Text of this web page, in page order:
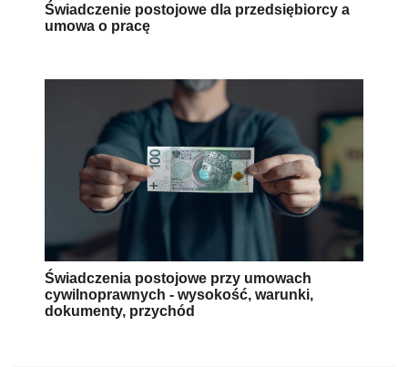
Świadczenie postojowe dla przedsiębiorcy a
umowa o pracę
Świadczenia postojowe przy umowach
cywilnoprawnych - wysokość, warunki,
dokumenty, przychód